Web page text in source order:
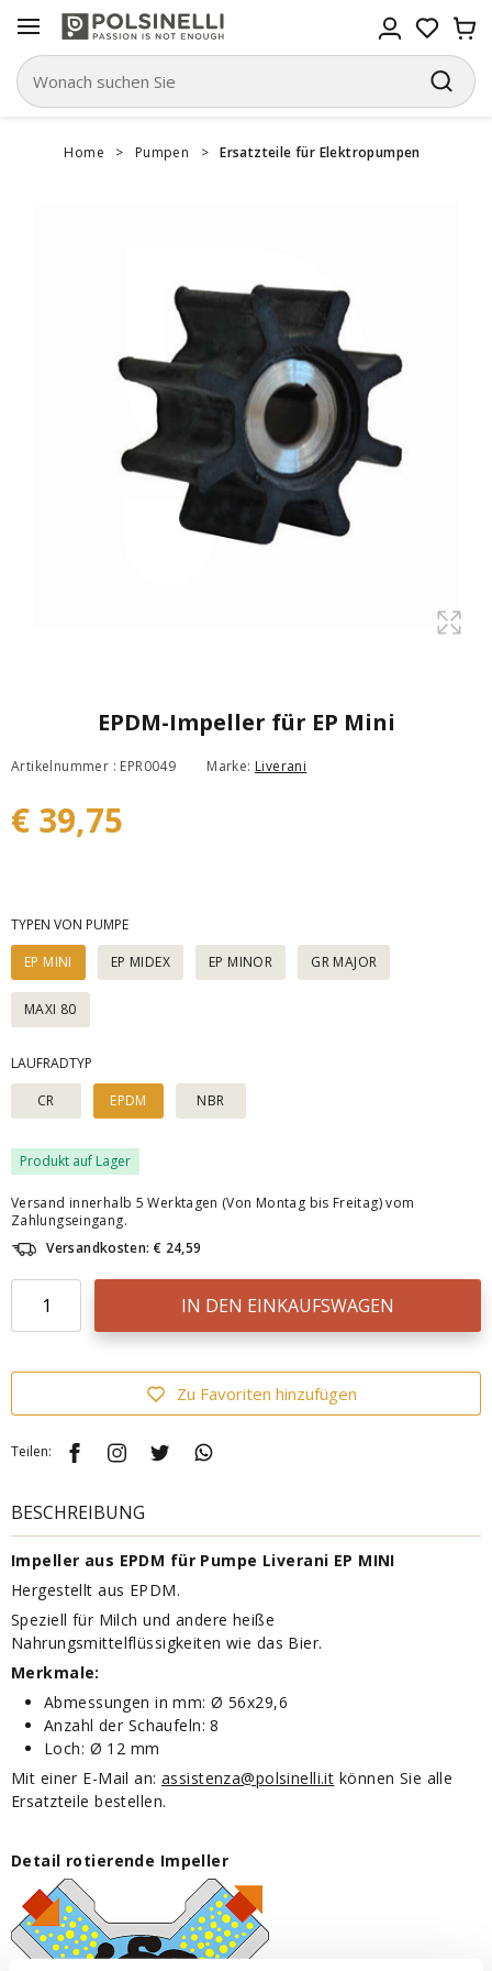
Home > Pumpen > Ersatzteile für Elektropumpen
EPDM-Impeller für EP Mini
Artikelnummer : EPR0049 Marke: Liverani
€ 39,75
TYPEN VON PUMPE
EP MINI
EP MIDEX EP MINOR GR MAJOR
MAXI 80
LAUFRADTYP
CR
EPDM NBR
Produkt auf Lager
Versand innerhalb 5 Werktagen (Von Montag bis Freitag) vom
Zahlungseingang.
Versandkosten: € 24,59
IN DEN EINKAUFSWAGEN
Zu Favoriten hinzufügen
Teilen:
BESCHREIBUNG
Impeller aus EPDM für Pumpe Liverani EP MINI
Hergestellt aus EPDM.
Speziell für Milch und andere heiße
Nahrungsmittelflüssigkeiten wie das Bier.
Merkmale:
Abmessungen in mm: Ø 56x29,6
Anzahl der Schaufeln: 8
Loch: Ø 12 mm
Mit einer E-Mail an:assistenza@polsinelli.it können Sie alle
Ersatzteile bestellen.
Detail rotierende Impeller